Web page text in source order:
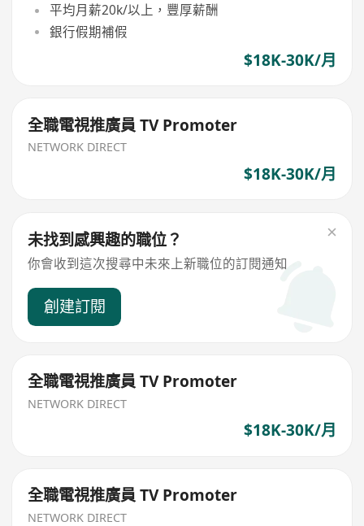
平均月薪20k/以上，豐厚薪酬
銀行假期補假
$18K-30K/月
全職電視推廣員 TV Promoter
NETWORK DIRECT
$18K-30K/月
未找到感興趣的職位？
你會收到這次搜尋中未來上新職位的訂閱通知
創建訂閱
全職電視推廣員 TV Promoter
NETWORK DIRECT
$18K-30K/月
全職電視推廣員 TV Promoter
NETWORK DIRECT